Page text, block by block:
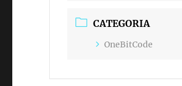
CATEGORIA
OneBitCode